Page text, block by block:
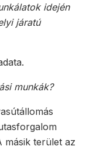
idején
járatú
munkák?
másik terület az